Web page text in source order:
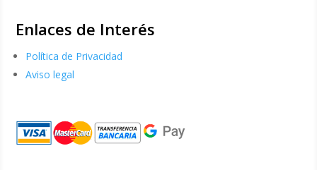
Enlaces de Interés
Política de Privacidad
Aviso legal